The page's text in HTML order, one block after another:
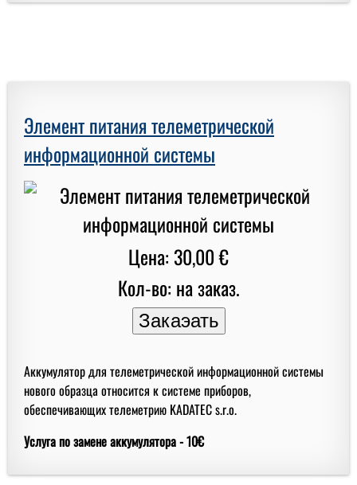
Элемент питания телеметрической
информационной системы
Цена: 30,00 €
Кол-во: на заказ.
Аккумулятор для телеметрической информационной системы
нового образца относится к системе приборов,
обеспечивающих телеметрию KADATEC s.r.o.
Услуга по замене аккумулятора -10€